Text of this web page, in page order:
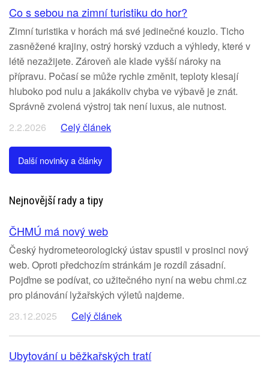
Co s sebou na zimní turistiku do hor?
Zimní turistika v horách má své jedinečné kouzlo. Ticho
zasněžené krajiny, ostrý horský vzduch a výhledy, které v
létě nezažijete. Zároveň ale klade vyšší nároky na
přípravu. Počasí se může rychle změnit, teploty klesají
hluboko pod nulu a jakákoliv chyba ve výbavě je znát.
Správně zvolená výstroj tak není luxus, ale nutnost.
2.2.2026
Celý článek
Další novinky a články
Nejnovější rady a tipy
ČHMÚ má nový web
Český hydrometeorologický ústav spustil v prosinci nový
web. Oproti předchozím stránkám je rozdíl zásadní.
Pojďme se podívat, co užitečného nyní na webu chmi.cz
pro plánování lyžařských výletů najdeme.
23.12.2025
Celý článek
Ubytování u běžkařských tratí